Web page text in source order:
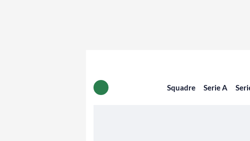
Squadre Serie A